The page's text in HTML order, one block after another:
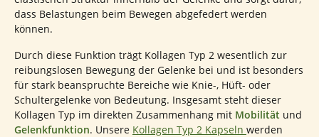
dass Belastungen beim Bewegen abgefedert werden
können.
Durch diese Funktion trägt Kollagen Typ 2 wesentlich zur
reibungslosen Bewegung der Gelenke bei und ist besonders
für stark beanspruchte Bereiche wie Knie-, Hüft- oder
Schultergelenke von Bedeutung. Insgesamt steht dieser
Kollagen Typ im direkten Zusammenhang mit Mobilität und
Gelenkfunktion. Unsere Kollagen Typ 2 Kapseln werden